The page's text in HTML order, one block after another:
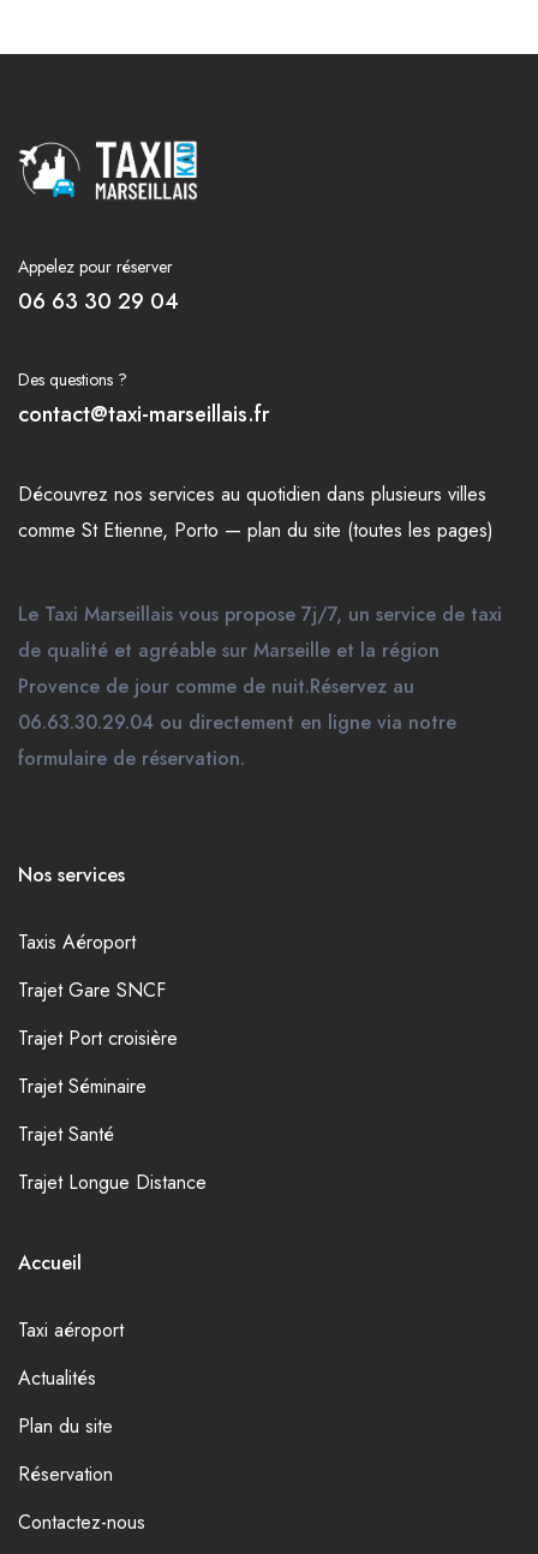
Appelez pour réserver
06 63 30 29 04
Des questions ?
contact@taxi-marseillais.fr
Découvrez nos services au quotidien dans plusieurs villes
comme St Etienne, Porto — plan du site (toutes les pages)
Le Taxi Marseillais vous propose 7j/7, un service de taxi
de qualité et agréable sur Marseille et la région
Provence de jour comme de nuit.Réservez au
06.63.30.29.04 ou directement en ligne via notre
formulaire de réservation.
Nos services
Taxis Aéroport
Trajet Gare SNCF
Trajet Port croisière
Trajet Séminaire
Trajet Santé
Trajet Longue Distance
Accueil
Taxi aéroport
Actualités
Plan du site
Réservation
Contactez-nous